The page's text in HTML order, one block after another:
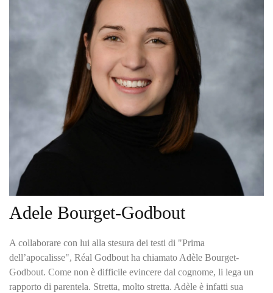
Adele Bourget-Godbout
A collaborare con lui alla stesura dei testi di "Prima
dell’apocalisse", Réal Godbout ha chiamato Adèle Bourget-
Godbout. Come non è difficile evincere dal cognome, li lega un
rapporto di parentela. Stretta, molto stretta. Adèle è infatti sua